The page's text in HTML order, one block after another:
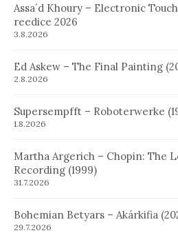
Assa´d Khoury – Electronic
reedice 2026
3.8.2026
Ed Askew – The Final Painting
2.8.2026
Supersempfft – Roboterwerke
1.8.2026
Martha Argerich – Chopin: The
Recording (1999)
31.7.2026
Bohemian Betyars – Akárkifia
29.7.2026